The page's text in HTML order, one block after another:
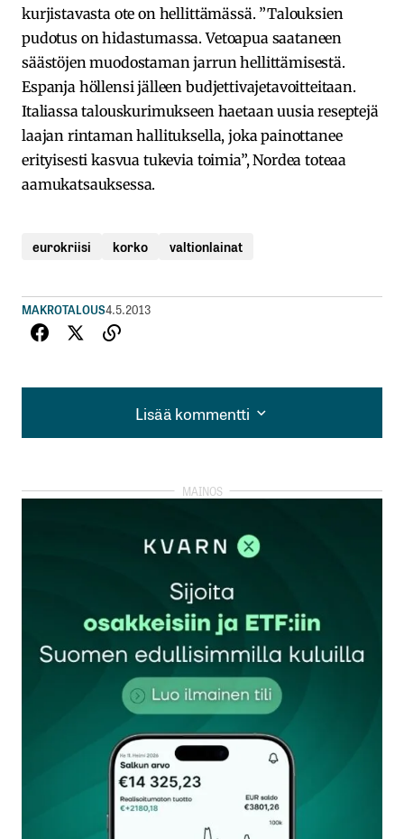
kurjistavasta ote on hellittämässä. ”Talouksien
pudotus on hidastumassa. Vetoapua saataneen
säästöjen muodostaman jarrun hellittämisestä.
Espanja höllensi jälleen budjettivajetavoitteitaan.
Italiassa talouskurimukseen haetaan uusia reseptejä
laajan rintaman hallituksella, joka painottanee
erityisesti kasvua tukevia toimia”, Nordea toteaa
aamukatsauksessa.
eurokriisi korko valtionlainat
MAKROTALOUS4.5.2013
Lisää kommentti
Lisää kommentti
kirjautua
rekisteröityä
Sähköpostiosoitettasi ei julkaista.Pakolliset
kentät on merkitty*
Kommentti*